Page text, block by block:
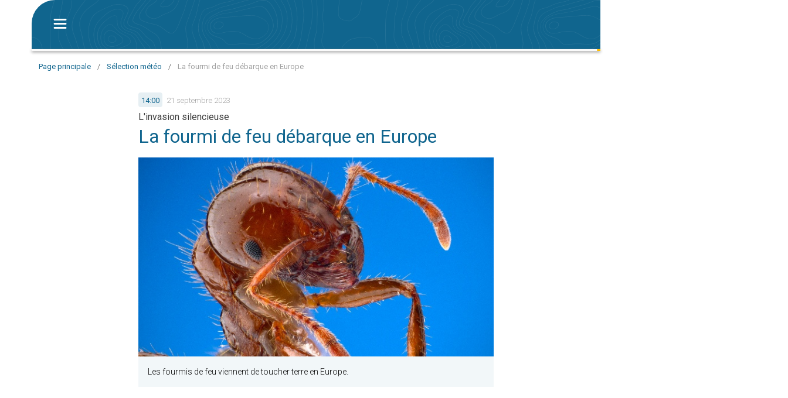
Page principale / Sélection météo / La fourmi de feu débarque en Europe
14:00 21 septembre 2023
L'invasion silencieuse
La fourmi de feu débarque en Europe
Les fourmis de feu viennent de toucher terre en Europe.